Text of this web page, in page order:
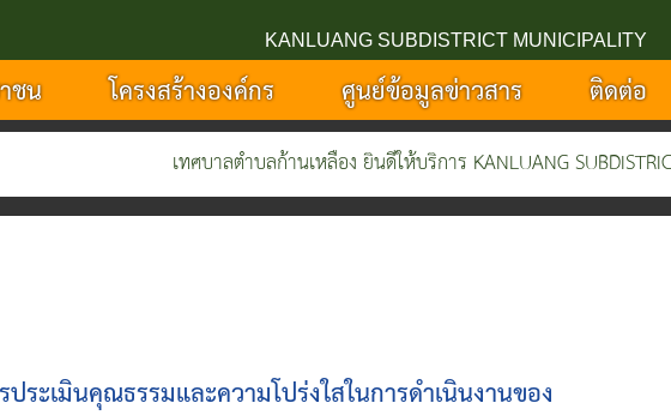
KANLUANG SUBDISTRICT MUNICIPALITY
ชน โครงสร้างองค์กร ศูนย์ข้อมูลข่าวสาร ติดต่อ
เทศบาลตำบลก้านเหลือง ยินดีให้บริการ KANLUANG SUBDISTRICT
ระเมินคุณธรรมและความโปร่งใสในการดำเนินงานของ